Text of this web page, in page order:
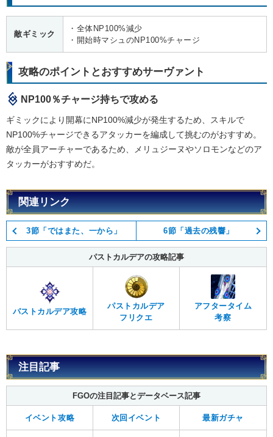
敵ギミック
・全体NP100%減少
・開始時マシュのNP100%チャージ
攻略のポイントとおすすめサーヴァント
NP100％チャージ持ちで攻める
ギミックにより開幕にNP100%減少が発生するため、スキルで
NP100%チャージできるアタッカーを編成して挑むのがおすすめ。
敵が全員アーチャーであるため、メリュジーヌやソロモンなどのア
タッカーがおすすめだ。
関連リンク
3節「ではまた、一から」 6節「過去の残響」
パストカルデアの攻略記事
パストカルデア攻略
パストカルデア
フリクエ
アフタータイム
考察
注目記事
FGOの注目記事とデータベース記事
イベント攻略 次回イベント 最新ガチャ